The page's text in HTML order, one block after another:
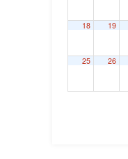
18 19
25 26